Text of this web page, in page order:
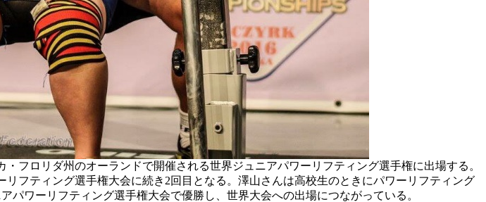
フロリダ州のオーランドで開催される世界ジュニアパワーリフティング選手権に出場する。
フティング選手権大会に続き2回目となる。澤山さんは高校生のときにパワーリフティング
ワーリフティング選手権大会で優勝し、世界大会への出場につながっている。